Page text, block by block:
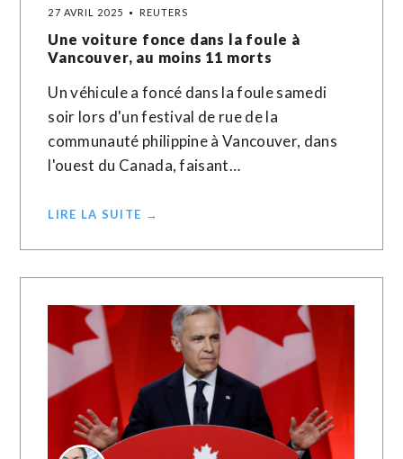
27 AVRIL 2025 REUTERS
Une voiture fonce dans la foule à
Vancouver, au moins 11 morts
Un véhicule a foncé dans la foule samedi
soir lors d'un festival de rue de la
communauté philippine à Vancouver, dans
l'ouest du Canada, faisant…
LIRE LA SUITE →